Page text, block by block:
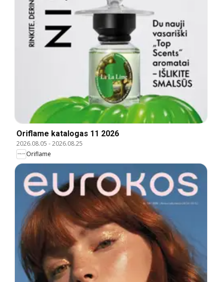
Oriflame katalogas 11 2026
2026.08.05 -2026.08.25
Oriflame